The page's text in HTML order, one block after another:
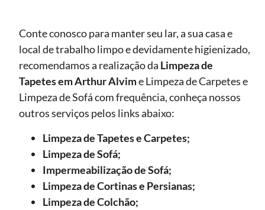
Conte conosco para manter seu lar, a sua casa e
local de trabalho limpo e devidamente higienizado,
recomendamos a realização da Limpeza de
Tapetesem Arthur Alvime Limpeza de Carpetes e
Limpeza de Sofá com frequência, conheça nossos
outros serviços pelos links abaixo:
Limpeza de Tapetes e Carpetes;
Limpeza de Sofá;
Impermeabilização de Sofá;
Limpeza de Cortinas e Persianas;
Limpeza de Colchão;